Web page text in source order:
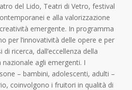
del Lido, Teatri di Vetro, festival
e alla valorizzazione
emergente. In programma
per l’innovatività delle opere e per
di ricerca, dall’eccellenza della
agli emergenti. I
– bambini, adolescenti, adulti –
coinvolgono i fruitori in qualità di